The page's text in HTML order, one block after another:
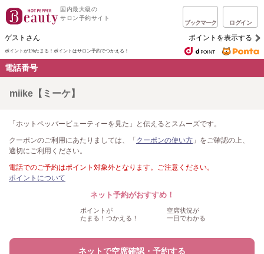
国内最大級の
サロン予約サイト
ブックマーク ログイン
ゲストさん ポイントを表示する
ポイントが1%たまる！ ポイントはサロン予約でつかえる！
電話番号
miike【ミーケ】
「ホットペッパービューティーを見た」と伝えるとスムーズです。
クーポンのご利用にあたりましては、「 クーポンの使い方 」をご確認の上、
適切にご利用ください。
電話でのご予約はポイント対象外となります。ご注意ください。
ポイントについて
ネット予約がおすすめ！
ポイントが
たまる！つかえる！
空席状況が
一目でわかる
ネットで空席確認・予約する